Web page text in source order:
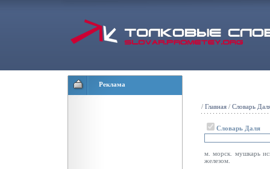
Реклама
/ Главная / Словарь
Словарь Даля
м. морск. мушкарь
железом.